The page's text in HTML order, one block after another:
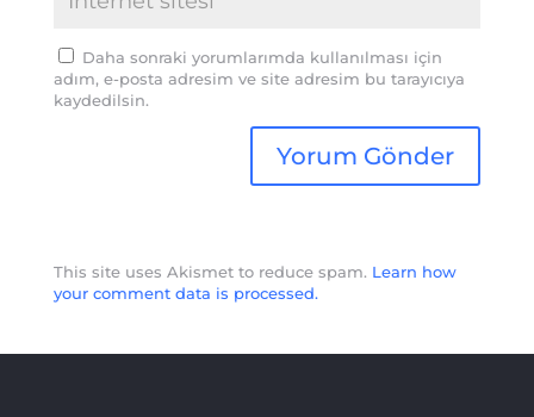
Daha sonraki yorumlarımda kullanılması için
adım, e-posta adresim ve site adresim bu tarayıcıya
kaydedilsin.
This site uses Akismet to reduce spam. Learn how
your comment data is processed.